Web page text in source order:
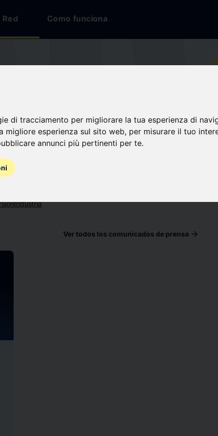
di tracciamento per migliorare la tua esperienza di
migliore esperienza sul sito web, per misurare il tuo
annunci più pertinenti per te.
Red Como funciona
Industria
Ver todos los comunicados de prensa arrow_forward